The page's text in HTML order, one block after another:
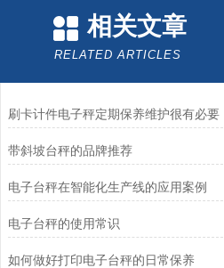
相关文章
RELATED ARTICLES
刷卡计件电子秤定期保养维护很有必要
带斜坡台秤的品牌推荐
电子台秤在智能化生产线的应用案例
电子台秤的使用常识
如何做好打印电子台秤的日常保养